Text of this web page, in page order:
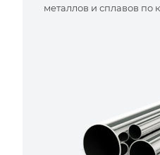
металлов и сплавов по